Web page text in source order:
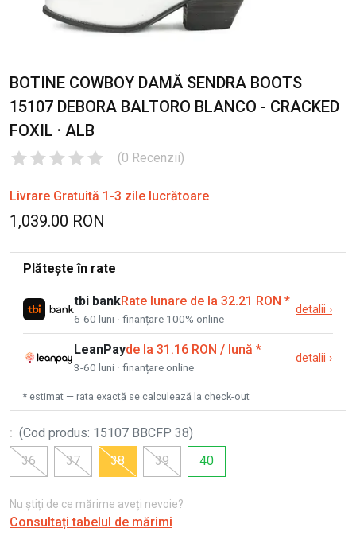
BOTINE COWBOY DAMĂ SENDRA BOOTS
15107 DEBORA BALTORO BLANCO - CRACKED
FOXIL · ALB
(0 Recenzii)
Livrare Gratuită 1-3 zile lucrătoare
1,039.00 RON
Plătește în rate
tbi bankRate lunare de la 32.21 RON *
6-60 luni · finanțare 100% online
detalii ›
LeanPayde la 31.16 RON / lună *
3-60 luni · finanțare online
detalii ›
* estimat — rata exactă se calculează la check-out
: (Cod produs: 15107 BBCFP 38)
36
37 38 39 40
Nu știți de ce mărime aveți nevoie?
Consultați tabelul de mărimi